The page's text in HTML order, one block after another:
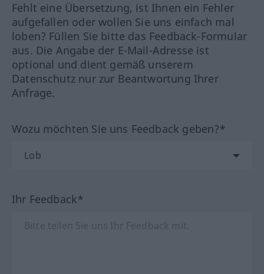
Fehlt eine Übersetzung, ist Ihnen ein Fehler
aufgefallen oder wollen Sie uns einfach mal
loben? Füllen Sie bitte das Feedback-Formular
aus. Die Angabe der E-Mail-Adresse ist
optional und dient gemäß unserem
Datenschutz nur zur Beantwortung Ihrer
Anfrage.
Wozu möchten Sie uns Feedback geben?*
Ihr Feedback*